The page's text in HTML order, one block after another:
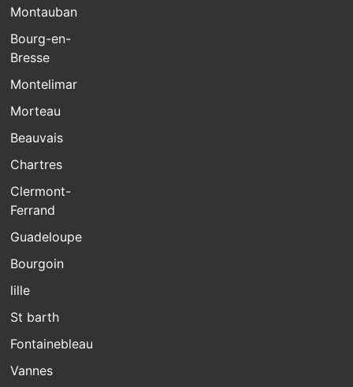
Montauban
Bourg-en-
Bresse
Montelimar
Morteau
Beauvais
Chartres
Clermont-
Ferrand
Guadeloupe
Bourgoin
lille
St barth
Fontainebleau
Vannes